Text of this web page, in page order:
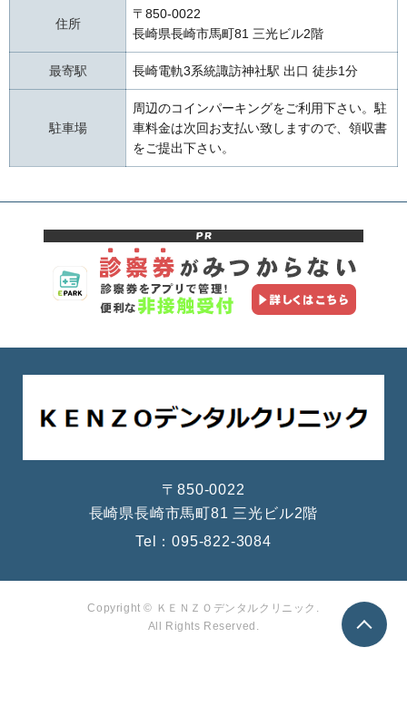
住所
〒850-0022
長崎県長崎市馬町81 三光ビル2階
最寄駅 長崎電軌3系統諏訪神社駅 出口 徒歩1分
駐車場
周辺のコインパーキングをご利用下さい。駐
車料金は次回お支払い致しますので、領収書
をご提出下さい。
〒850-0022
長崎県長崎市馬町81 三光ビル2階
Tel：095-822-3084
Copyright © ＫＥＮＺＯデンタルクリニック.
All Rights Reserved.